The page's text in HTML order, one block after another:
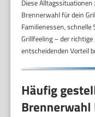
Diese
Brennerwahl für dein
Familienessen,
Grillfeeling – der
entscheidenden Vorteil
Häufig
Brennerwahl